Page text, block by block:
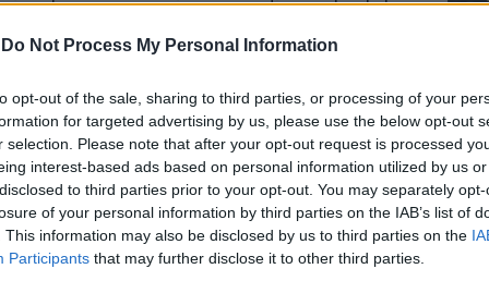
Do Not Process My Personal Information
opt-out of the sale, sharing to third parties, or processing of your
for targeted advertising by us, please use the below opt-out
selection. Please note that after your opt-out request is processed
interest-based ads based on personal information utilized by us
to third parties prior to your opt-out. You may separately
of your personal information by third parties on the IAB’s list of
This information may also be disclosed by us to third parties on the
Participants that may further disclose it to other third parties.
una messinscena, di aver tentato
sui suoi colleghi. Ha tradito la divisa
non è bello il sottile
con cui alcuni media stanno
trasformare questo episodio (giova
e non scusabile) in una
gogna ai danni delle forze
non è ammissibile. Diciamolo con
brutta storia non «pareggia»
Rudy Giuliani a Come States?
Trump, Meloni e la strategia
americana